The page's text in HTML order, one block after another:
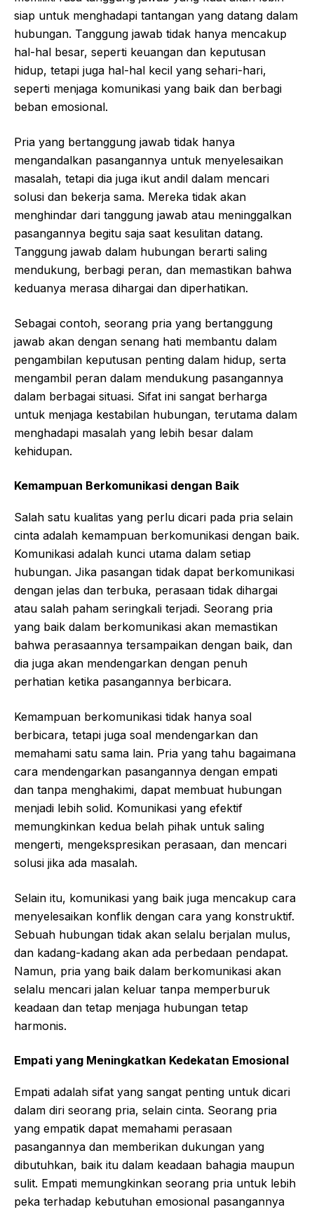
siap untuk menghadapi tantangan yang datang dalam
hubungan. Tanggung jawab tidak hanya mencakup
hal-hal besar, seperti keuangan dan keputusan
hidup, tetapi juga hal-hal kecil yang sehari-hari,
seperti menjaga komunikasi yang baik dan berbagi
beban emosional.
Pria yang bertanggung jawab tidak hanya
mengandalkan pasangannya untuk menyelesaikan
masalah, tetapi dia juga ikut andil dalam mencari
solusi dan bekerja sama. Mereka tidak akan
menghindar dari tanggung jawab atau meninggalkan
pasangannya begitu saja saat kesulitan datang.
Tanggung jawab dalam hubungan berarti saling
mendukung, berbagi peran, dan memastikan bahwa
keduanya merasa dihargai dan diperhatikan.
Sebagai contoh, seorang pria yang bertanggung
jawab akan dengan senang hati membantu dalam
pengambilan keputusan penting dalam hidup, serta
mengambil peran dalam mendukung pasangannya
dalam berbagai situasi. Sifat ini sangat berharga
untuk menjaga kestabilan hubungan, terutama dalam
menghadapi masalah yang lebih besar dalam
kehidupan.
Kemampuan Berkomunikasi dengan Baik
Salah satu kualitas yang perlu dicari pada pria selain
cinta adalah kemampuan berkomunikasi dengan baik.
Komunikasi adalah kunci utama dalam setiap
hubungan. Jika pasangan tidak dapat berkomunikasi
dengan jelas dan terbuka, perasaan tidak dihargai
atau salah paham seringkali terjadi. Seorang pria
yang baik dalam berkomunikasi akan memastikan
bahwa perasaannya tersampaikan dengan baik, dan
dia juga akan mendengarkan dengan penuh
perhatian ketika pasangannya berbicara.
Kemampuan berkomunikasi tidak hanya soal
berbicara, tetapi juga soal mendengarkan dan
memahami satu sama lain. Pria yang tahu bagaimana
cara mendengarkan pasangannya dengan empati
dan tanpa menghakimi, dapat membuat hubungan
menjadi lebih solid. Komunikasi yang efektif
memungkinkan kedua belah pihak untuk saling
mengerti, mengekspresikan perasaan, dan mencari
solusi jika ada masalah.
Selain itu, komunikasi yang baik juga mencakup cara
menyelesaikan konflik dengan cara yang konstruktif.
Sebuah hubungan tidak akan selalu berjalan mulus,
dan kadang-kadang akan ada perbedaan pendapat.
Namun, pria yang baik dalam berkomunikasi akan
selalu mencari jalan keluar tanpa memperburuk
keadaan dan tetap menjaga hubungan tetap
harmonis.
Empati yang Meningkatkan Kedekatan Emosional
Empati adalah sifat yang sangat penting untuk dicari
dalam diri seorang pria, selain cinta. Seorang pria
yang empatik dapat memahami perasaan
pasangannya dan memberikan dukungan yang
dibutuhkan, baik itu dalam keadaan bahagia maupun
sulit. Empati memungkinkan seorang pria untuk lebih
peka terhadap kebutuhan emosional pasangannya